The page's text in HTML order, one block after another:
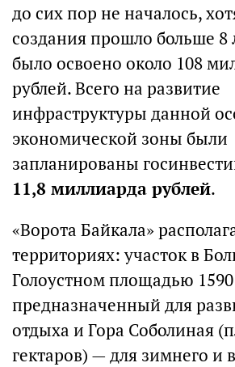
до сих пор не началось,
создания прошло больше 8
было освоено около 108
рублей. Всего на развитие
инфраструктуры данной
экономической зоны были
запланированы
11,8 миллиарда рублей.
«Ворота Байкала»
территориях: участок в
Голоустном площадью 1590
предназначенный для
отдыха и Гора Соболиная
гектаров) — для зимнего и